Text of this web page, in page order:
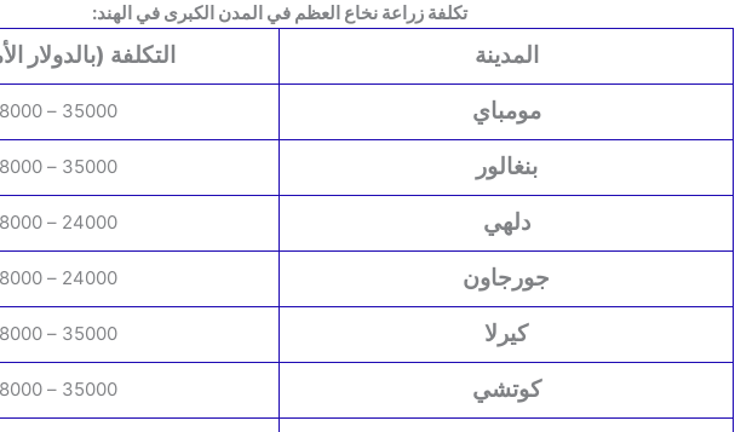
تكلفة زراعة نخاع العظم في المدن الكبرى في الهند:
المدينة
التكلفة (بالدولار
مومباي
35000 – 58000
بنغالور 35000 – 58000
دلهي 24000 – 58000
جورجاون 24000 – 58000
كيرلا 35000 – 58000
كوتشي 35000 – 58000